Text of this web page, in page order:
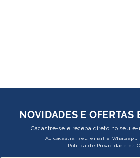
NOVIDADES E OFERTAS
Cadastre-se e receba direto no seu
Ao cadastrar seu email e Whatsapp
Política de Privacidade da